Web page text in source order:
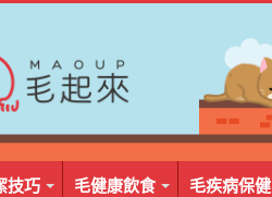
技巧 毛健康飲食 毛疾病保健